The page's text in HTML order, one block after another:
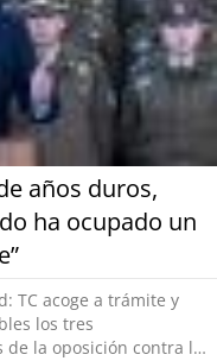
años duros,
ha ocupado un
TC acoge a trámite y
los tres
la oposición contra la